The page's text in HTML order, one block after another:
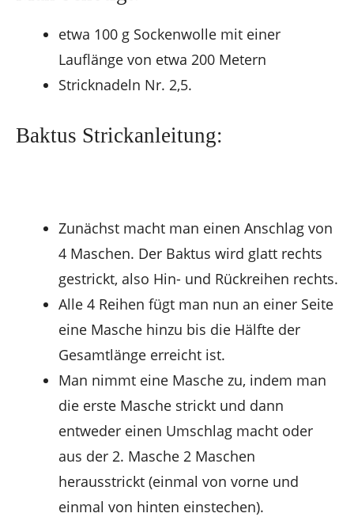
etwa 100 g Sockenwolle mit einer
Lauflänge von etwa 200 Metern
Stricknadeln Nr. 2,5.
Baktus Strickanleitung:
Zunächst macht man einen Anschlag von
4 Maschen. Der Baktus wird glatt rechts
gestrickt, also Hin- und Rückreihen rechts.
Alle 4 Reihen fügt man nun an einer Seite
eine Masche hinzu bis die Hälfte der
Gesamtlänge erreicht ist.
Man nimmt eine Masche zu, indem man
die erste Masche strickt und dann
entweder einen Umschlag macht oder
aus der 2. Masche 2 Maschen
herausstrickt (einmal von vorne und
einmal von hinten einstechen).